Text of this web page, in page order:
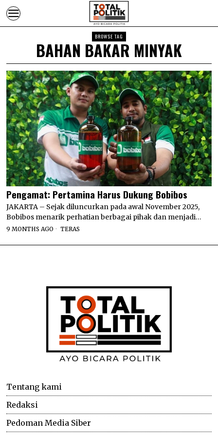
BROWSE TAG
BAHAN BAKAR MINYAK
Pengamat: Pertamina Harus Dukung Bobibos
JAKARTA – Sejak diluncurkan pada awal November 2025,
Bobibos menarik perhatian berbagai pihak dan menjadi…
9 MONTHS AGO TERAS
Tentang kami
Redaksi
Pedoman Media Siber